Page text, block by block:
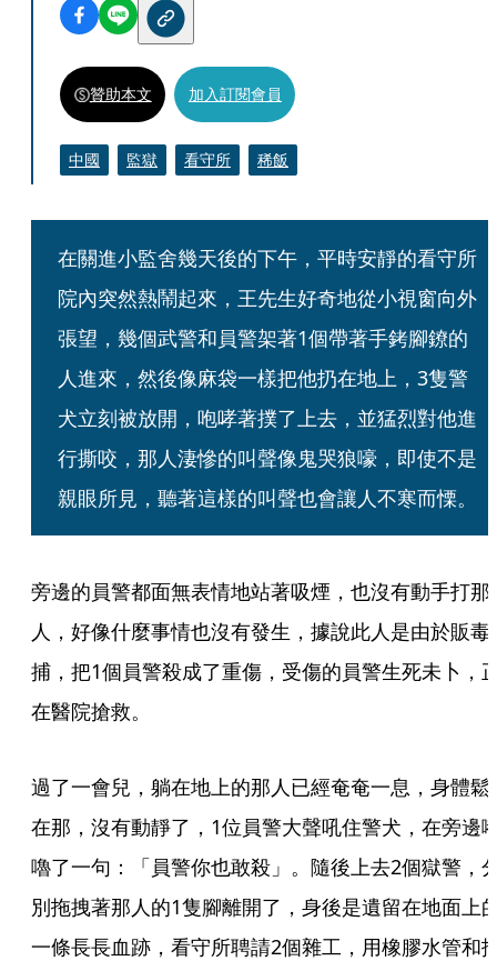
贊助本文 加入訂閱會員
中國 監獄 看守所 稀飯
在關進小監舍幾天後的下午，平時安靜的看守所
院內突然熱鬧起來，王先生好奇地從小視窗向外
張望，幾個武警和員警架著1個帶著手銬腳鐐的
人進來，然後像麻袋一樣把他扔在地上，3隻警
犬立刻被放開，咆哮著撲了上去，並猛烈對他進
行撕咬，那人淒慘的叫聲像鬼哭狼嚎，即使不是
親眼所見，聽著這樣的叫聲也會讓人不寒而慄。
旁邊的員警都面無表情地站著吸煙，也沒有動手打那
人，好像什麼事情也沒有發生，據說此人是由於販毒
捕，把1個員警殺成了重傷，受傷的員警生死未卜，
在醫院搶救。
過了一會兒，躺在地上的那人已經奄奄一息，身體鬆
在那，沒有動靜了，1位員警大聲吼住警犬，在旁邊
嚕了一句：「員警你也敢殺」。隨後上去2個獄警，
別拖拽著那人的1隻腳離開了，身後是遺留在地面上
一條長長血跡，看守所聘請2個雜工，用橡膠水管和